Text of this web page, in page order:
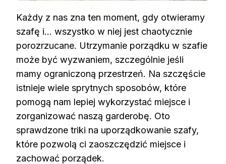
Każdy z nas zna ten moment, gdy otwieramy
szafę i… wszystko w niej jest chaotycznie
porozrzucane. Utrzymanie porządku w szafie
może być wyzwaniem, szczególnie jeśli
mamy ograniczoną przestrzeń. Na szczęście
istnieje wiele sprytnych sposobów, które
pomogą nam lepiej wykorzystać miejsce i
zorganizować naszą garderobę. Oto
sprawdzone triki na uporządkowanie szafy,
które pozwolą ci zaoszczędzić miejsce i
zachować porządek.